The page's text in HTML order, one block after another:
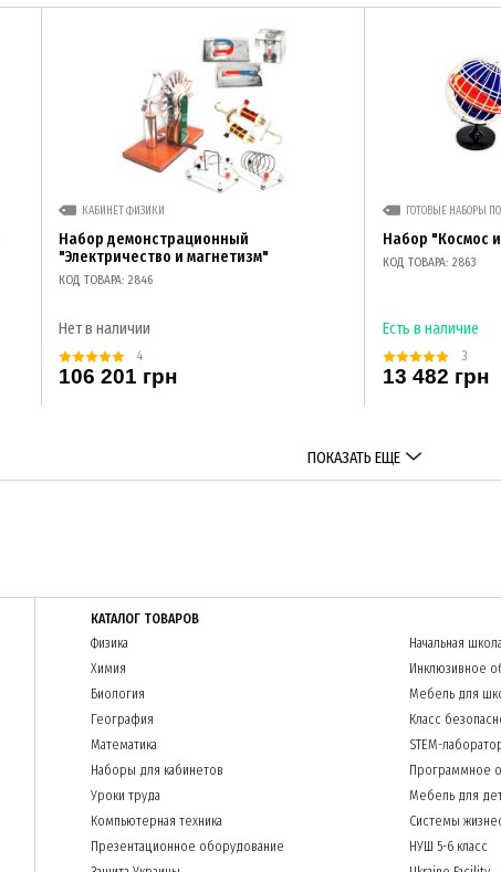
КАБИНЕТ ФИЗИКИ
Набор демонстрационный
"Электричество и магнетизм"
КОД ТОВАРА: 2846
Нет в наличии
4
106 201 грн
ГОТОВЫЕ НАБОРЫ
Набор "Космос
КОД ТОВАРА: 2863
Есть в наличие
3
13 482 грн
ПОКАЗАТЬ ЕЩЕ
КАТАЛОГ ТОВАРОВ
Физика
Химия
Биология
География
Математика
Наборы для кабинетов
Уроки труда
Компьютерная техника
Презентационное оборудование
Начальная
Инклюзивное
Мебель для
Класс
STEM-
Программное
Мебель для
Системы
НУШ 5-6 класс